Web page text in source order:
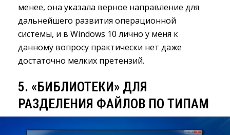
менее, она указала верное направление для
дальнейшего развития операционной
системы, и в Windows 10 лично у меня к
данному вопросу практически нет даже
достаточно мелких претензий.
5. «БИБЛИОТЕКИ» ДЛЯ
РАЗДЕЛЕНИЯ ФАЙЛОВ ПО ТИПАМ